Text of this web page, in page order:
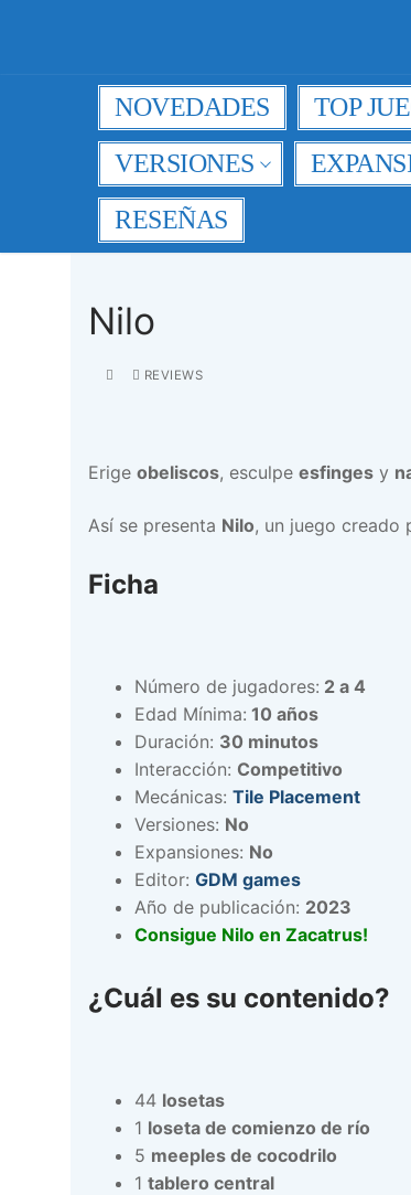
NOVEDADES TOP
VERSIONES
RESEÑAS
Nilo
REVIEWS
Erige obeliscos, esculpe esfinges y
Así se presenta Nilo, un juego creado
Ficha
Número de jugadores: 2 a 4
Edad Mínima: 10 años
Duración: 30 minutos
Interacción: Competitivo
Mecánicas: Tile Placement
Versiones: No
Expansiones: No
Editor: GDM games
Año de publicación: 2023
Consigue Nilo en Zacatrus!
¿Cuál es su contenido?
44 losetas
1 loseta de comienzo de río
5 meeples de cocodrilo
1 tablero central